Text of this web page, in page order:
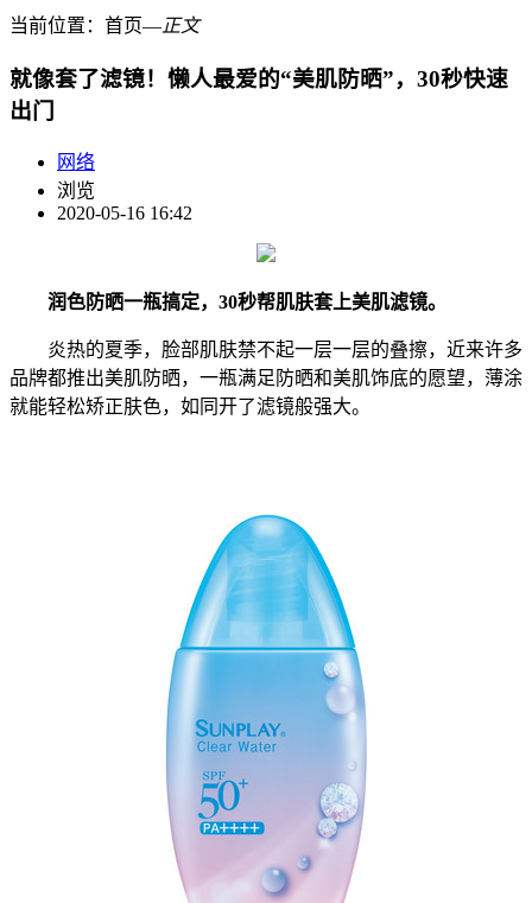
当前位置： 首页―正文
就像套了滤镜！懒人最爱的“美肌防晒”，30秒快速
出门
网络
浏览
2020-05-16 16:42
润色防晒一瓶搞定，30秒帮肌肤套上美肌滤镜。
炎热的夏季，脸部肌肤禁不起一层一层的叠擦，近来许多
品牌都推出美肌防晒，一瓶满足防晒和美肌饰底的愿望，薄涂
就能轻松矫正肤色，如同开了滤镜般强大。